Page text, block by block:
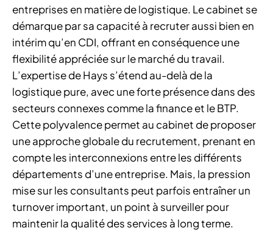
entreprises en matière de logistique. Le cabinet se
démarque par sa capacité à recruter aussi bien en
intérim qu’en CDI, offrant en conséquence une
flexibilité appréciée sur le marché du travail.
L’expertise de Hays s’étend au-delà de la
logistique pure, avec une forte présence dans des
secteurs connexes comme la finance et le BTP.
Cette polyvalence permet au cabinet de proposer
une approche globale du recrutement, prenant en
compte les interconnexions entre les différents
départements d’une entreprise. Mais, la pression
mise sur les consultants peut parfois entraîner un
turnover important, un point à surveiller pour
maintenir la qualité des services à long terme.